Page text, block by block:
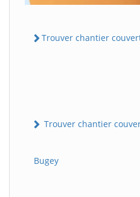
Trouver chantier
Trouver chantier
Bugey